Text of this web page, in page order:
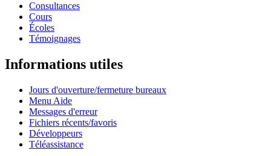
Consultances
Cours
Écoles
Témoignages
Informations utiles
Jours d'ouverture/fermeture bureaux
Menu Aide
Messages d'erreur
Fichiers récents/favoris
Développeurs
Téléassistance